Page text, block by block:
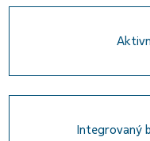
Integrovaný